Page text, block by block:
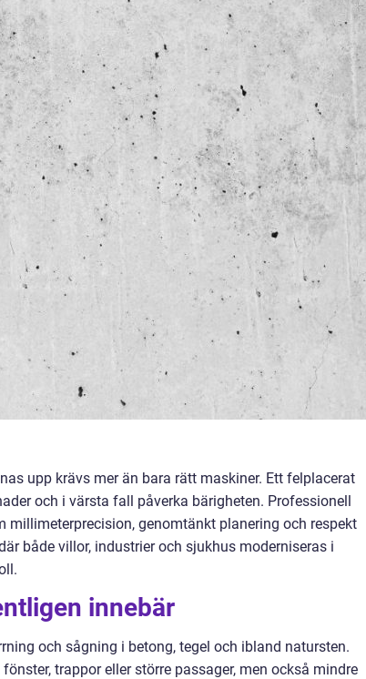
upp krävs mer än bara rätt maskiner. Ett felplacerat
och i värsta fall påverka bärigheten. Professionell
millimeterprecision, genomtänkt planering och respekt
både villor, industrier och sjukhus moderniseras i
innebär
och sågning i betong, tegel och ibland natursten.
trappor eller större passager, men också mindre